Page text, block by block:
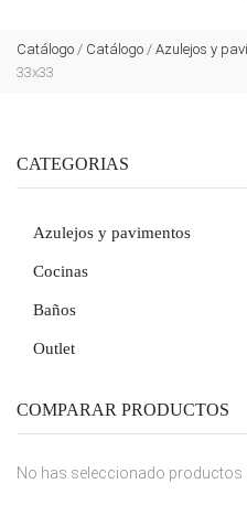
Catálogo / Catálogo / Azulejos y
33x33
CATEGORIAS
Azulejos y pavimentos
Cocinas
Baños
Outlet
COMPARAR PRODUCTOS
No has seleccionado productos